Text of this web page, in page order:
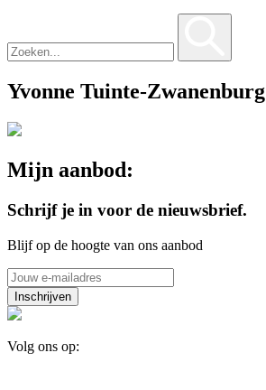
Yvonne Tuinte-Zwanenburg
Mijn aanbod:
Schrijf je in voor de nieuwsbrief.
Blijf op de hoogte van ons aanbod
Volg ons op: